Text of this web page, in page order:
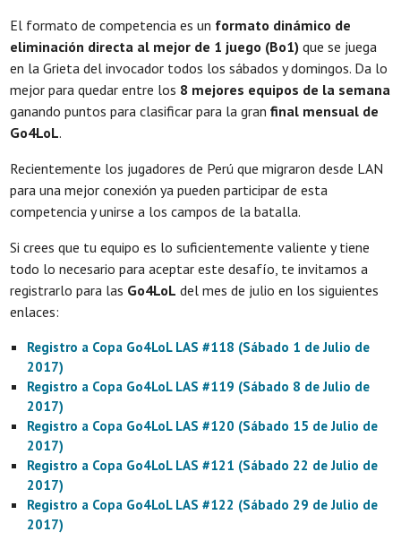
El formato de competencia es un formato dinámico de
eliminación directa al mejor de 1 juego (Bo1) que se juega
en la Grieta del invocador todos los sábados y domingos. Da lo
mejor para quedar entre los 8 mejores equipos de la semana
ganando puntos para clasificar para la granfinal mensual de
Go4LoL.
Recientemente los jugadores de Perú que migraron desde LAN
para una mejor conexión ya pueden participar de esta
competencia y unirse a los campos de la batalla.
Si crees que tu equipo es lo suficientemente valiente y tiene
todo lo necesario para aceptar este desafío, te invitamos a
registrarlo para las Go4LoL del mes de julio en los siguientes
enlaces:
Registro a Copa Go4LoL LAS #118 (Sábado 1 de Julio de
2017)
Registro a Copa Go4LoL LAS #119 (Sábado 8 de Julio de
2017)
Registro a Copa Go4LoL LAS #120 (Sábado 15 de Julio de
2017)
Registro a Copa Go4LoL LAS #121 (Sábado 22 de Julio de
2017)
Registro a Copa Go4LoL LAS #122 (Sábado 29 de Julio de
2017)